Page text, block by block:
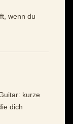
wenn du
kurze
dich